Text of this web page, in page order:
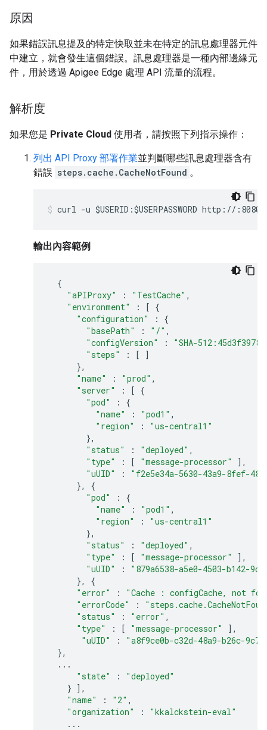
原因
如果錯誤訊息提及的特定快取並未在特定的訊息處理器元件
中建立，就會發生這個錯誤。訊息處理器是一種內部邊緣元
件，用於透過 Apigee Edge 處理 API 流量的流程。
解析度
如果您是 Private Cloud 使用者，請按照下列指示操作：
列出 API Proxy 部署作業並判斷哪些訊息處理器含有
錯誤 steps.cache.CacheNotFound 。
curl -u $USERID:$USERPASSWORD http://
輸出內容範例
{
"aPIProxy"
: "TestCache" ,
"environment"
: [ {
"configuration"
:
{
"basePath"
: "/" ,
"configVersion"
:
"SHA-
"steps"
: [
]
},
"name"
: "prod" ,
"server"
: [ {
"pod"
:
{
"name"
: "pod1" ,
"region"
:
"us-central1"
},
"status"
: "deployed" ,
"type"
: [ "message-processor"
],
"uUID"
:
"f2e5e34a-5630-43a9-8fef-
},
{
"pod"
:
{
"name"
: "pod1" ,
"region"
:
"us-central1"
},
"status"
: "deployed" ,
"type"
: [ "message-processor"
],
"uUID"
:
"879a6538-a5e0-4503-b142-
},
{
"error"
:
"Cache : configCache, not
"errorCode"
:
"status"
: "error" ,
"type"
: [ "message-processor"
],
"uUID"
:
"a8f9ce0b-c32d-48a9-b26c-
},
...
"state"
:
"deployed"
} ],
"name"
: "2" ,
"organization"
:
"kkalckstein-eval"
...